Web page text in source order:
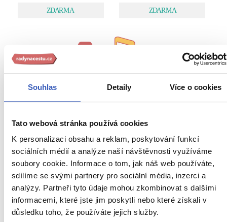
Souhlas Detaily Více o cookies
Tato webová stránka používá cookies
K personalizaci obsahu a reklam, poskytování funkcí
sociálních médií a analýze naší návštěvnosti využíváme
soubory cookie. Informace o tom, jak náš web používáte,
sdílíme se svými partnery pro sociální média, inzerci a
analýzy. Partneři tyto údaje mohou zkombinovat s dalšími
informacemi, které jste jim poskytli nebo které získali v
důsledku toho, že používáte jejich služby.
20
Zavazadlo v ceně zájezdu: dvě kabinová zavazadla
kabinové zavazadlo o rozměrech 55 x 40 x 20 cm a max.
hmotnosti 10 kg